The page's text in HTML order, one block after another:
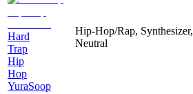
Hard
Trap
Hip
Hop
YuraSoop
Hip-Hop/Rap, Synthesizer,
Neutral